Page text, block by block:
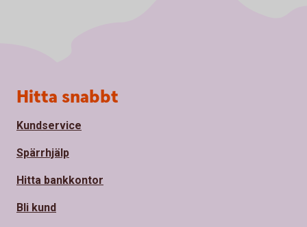
Sidfot
Hitta snabbt
Kundservice
Spärrhjälp
Hitta bankkontor
Bli kund